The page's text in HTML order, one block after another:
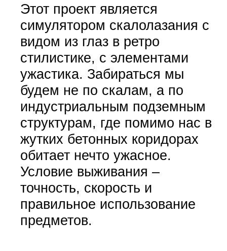
Этот проект является
симулятором скалолазания с
видом из глаз в ретро
стилистике, с элементами
ужастика. Забираться мы
будем не по скалам, а по
индустриальным подземным
структурам, где помимо нас в
жутких бетонных коридорах
обитает нечто ужасное.
Условие выживания –
точность, скорость и
правильное использование
предметов.